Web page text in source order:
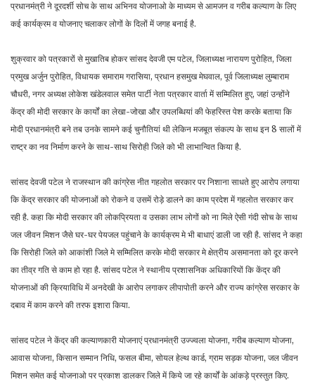
प्रधानमंत्री ने दूरदर्शी सोच के साथ अभिनव योजनाओ के माध्यम से आमजन व गरीब कल्याण के लिए
कई कार्यक्रम व योजनाए चलाकर लोगों के दिलों में जगह बनाई है.
शुक्रवार को पत्रकारों से मुखातिब होकर सांसद देवजी एम पटेल, जिलाध्यक्ष नारायण पुरोहित, जिला
प्रमुख अर्जुन पुरोहित, विधायक समाराम गरासिया, प्रधान हसमुख मेघवाल, पूर्व जिलाध्यक्ष लुम्बाराम
चौधरी, नगर अध्यक्ष लोकेश खंडेलवाल समेत पार्टी नेता पत्रकार वार्ता में सम्मिलित हुए, जहां उन्होंने
केंद्र की मोदी सरकार के कार्यों का लेखा-जोखा और उपलब्धियां की फेहरिस्त पेश करके बताया कि
मोदी प्रधानमंत्री बने तब उनके सामने कई चुनौतियां थी लेकिन मजबूत संकल्प के साथ इन 8 सालों में
राष्ट्र का नव निर्माण करने के साथ-साथ सिरोही जिले को भी लाभान्वित किया है.
सांसद देवजी पटेल ने राजस्थान की कांग्रेस नीत गहलोत सरकार पर निशाना साधते हुए आरोप लगाया
कि केंद्र सरकार की योजनाओं को रोकने व उसमें रोड़े डालने का काम प्रदेश में गहलोत सरकार कर
रही है. कहा कि मोदी सरकार की लोकप्रियता व उसका लाभ लोगों को ना मिले ऐसी गंदी सोच के साथ
जल जीवन मिशन जैसे घर-घर पेयजल पहुंचाने के कार्यक्रम मे भी बाधाएं डाली जा रही है. सांसद ने कहा
कि सिरोही जिले को आकांशी जिले मे सम्मिलित करके मोदी सरकार मे क्षेत्रीय असमानता को दूर करने
का तीव्र गति से काम हो रहा है. सांसद पटेल ने स्थानीय प्रशासनिक अधिकारियों कि केंद्र की
योजनाओं की क्रियाविधि में अनदेखी के आरोप लगाकर लीपापोती करने और राज्य कांग्रेस सरकार के
दबाव में काम करने की तरफ इशारा किया.
सांसद पटेल ने केंद्र की कल्याणकारी योजनाएं प्रधानमंत्री उज्ज्वला योजना, गरीब कल्याण योजना,
आवास योजना, किसान सम्मान निधि, फसल बीमा, सोयल हेल्थ कार्ड, ग्राम सड़क योजना, जल जीवन
मिशन समेत कई योजनाओ पर प्रकाश डालकर जिले में किये जा रहे कार्यों के आंकड़े प्रस्तुत किए.